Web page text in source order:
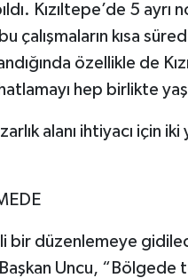
Kızıltepe’de 5 ayrı
çalışmaların kısa
özellikle de
hep birlikte
alanı ihtiyacı için
bir düzenlemeye
Uncu, “Bölgede